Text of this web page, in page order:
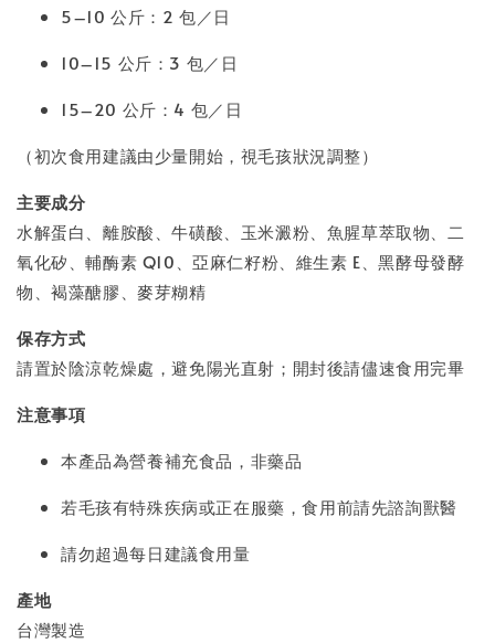
5–10 公斤：2 包／日
10–15 公斤：3 包／日
15–20 公斤：4 包／日
（初次食用建議由少量開始，視毛孩狀況調整）
主要成分
水解蛋白、離胺酸、牛磺酸、玉米澱粉、魚腥草萃取物、二
氧化矽、輔酶素 Q10、亞麻仁籽粉、維生素 E、黑酵母發酵
物、褐藻醣膠、麥芽糊精
保存方式
請置於陰涼乾燥處，避免陽光直射；開封後請儘速食用完畢
注意事項
本產品為營養補充食品，非藥品
若毛孩有特殊疾病或正在服藥，食用前請先諮詢獸醫
請勿超過每日建議食用量
產地
台灣製造